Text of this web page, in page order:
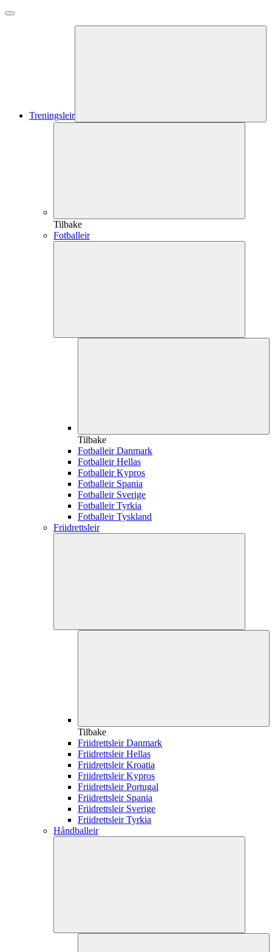
Treningsleir
Tilbake
Fotballeir
Tilbake
Fotballeir Danmark
Fotballeir Hellas
Fotballeir Kypros
Fotballeir Spania
Fotballeir Sverige
Fotballeir Tyrkia
Fotballeir Tyskland
Friidrettsleir
Tilbake
Friidrettsleir Danmark
Friidrettsleir Hellas
Friidrettsleir Kroatia
Friidrettsleir Kypros
Friidrettsleir Portugal
Friidrettsleir Spania
Friidrettsleir Sverige
Friidrettsleir Tyrkia
Håndballeir